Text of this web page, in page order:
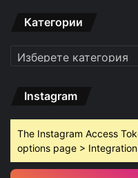
Категории
Категории
Instagram
The Instagram Access
options page >